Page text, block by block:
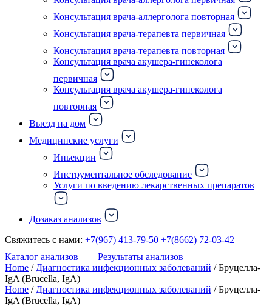
Консультация врача-аллерголога повторная
Консультация врача-терапевта первичная
Консультация врача-терапевта повторная
Консультация врача акушера-гинеколога
первичная
Консультация врача акушера-гинеколога
повторная
Выезд на дом
Медицинские услуги
Иньекции
Инструментальное обследование
Услуги по введению лекарственных препаратов
Дозаказ анализов
Свяжитесь с нами: +7(967) 413-79-50 +7(8662) 72-03-42
Каталог анализов
Результаты анализов
Home / Диагностика инфекционных заболеваний / Бруцелла-
IgA (Brucella, IgA)
Home / Диагностика инфекционных заболеваний / Бруцелла-
IgA (Brucella, IgA)